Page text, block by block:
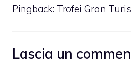
Pingback: Trofei Gran
Lascia un